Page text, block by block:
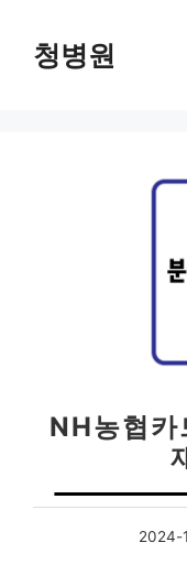
청병원
NH농협카
2024-